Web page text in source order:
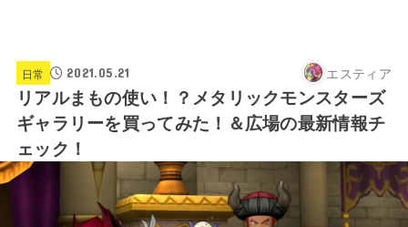
日常 2021.05.21 エスティア
リアルまもの使い！？メタリックモンスターズ
ギャラリーを買ってみた！＆広場の最新情報チ
ェック！